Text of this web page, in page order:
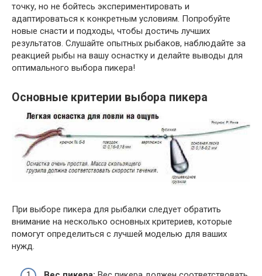
точку, но не бойтесь экспериментировать и
адаптироваться к конкретным условиям. Попробуйте
новые снасти и подходы, чтобы достичь лучших
результатов. Слушайте опытных рыбаков, наблюдайте за
реакцией рыбы на вашу оснастку и делайте выводы для
оптимального выбора пикера!
Основные критерии выбора пикера
При выборе пикера для рыбалки следует обратить
внимание на несколько основных критериев, которые
помогут определиться с лучшей моделью для ваших
нужд.